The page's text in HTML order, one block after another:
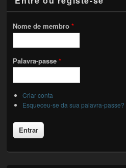
Nome de membro*
Palavra-passe*
Criar conta
Esqueceu-se da sua palavra-passe?